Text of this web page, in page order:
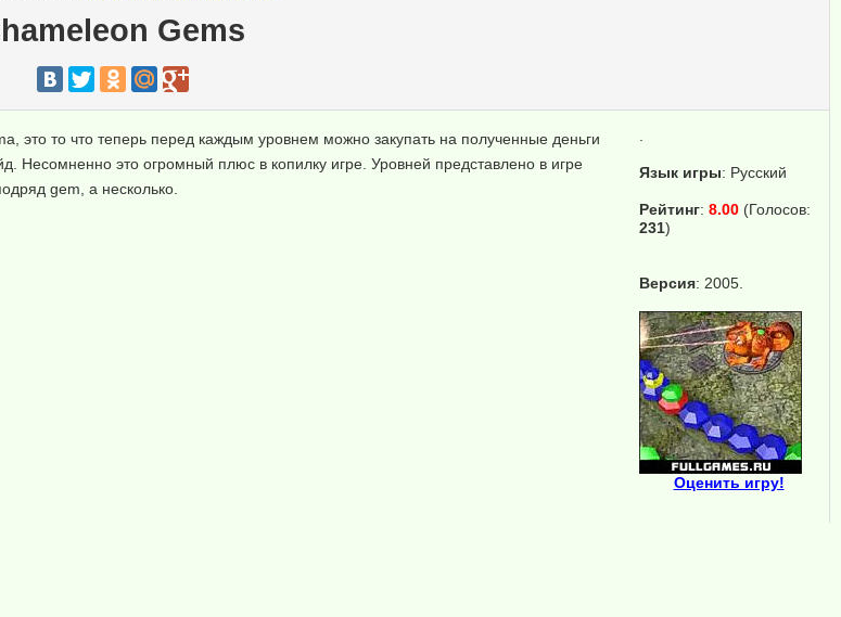
Gems
Язык игры: Русский
Рейтинг: 8.00 (Голосов:
231)
Версия: 2005.
Оценить игру!
это то что теперь перед каждым уровнем можно закупать на полученные деньги
это огромный плюс в копилку игре. Уровней представлено в игре
gem, а несколько.